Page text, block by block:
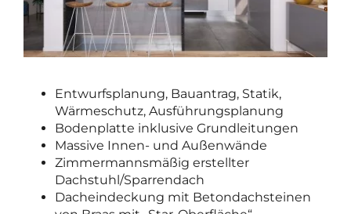
Entwurfsplanung, Bauantrag, Statik,
Wärmeschutz, Ausführungsplanung
Bodenplatte inklusive Grundleitungen
Massive Innen- und Außenwände
Zimmermannsmäßig erstellter
Dachstuhl/Sparrendach
Dacheindeckung mit Betondachsteinen